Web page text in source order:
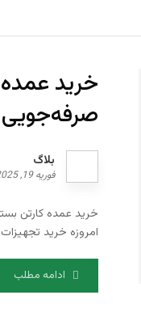
خرید عمده
بلاگ
فوریه 19, 2025
خرید عمده کارتن
امروزه خرید
ادامه مطلب